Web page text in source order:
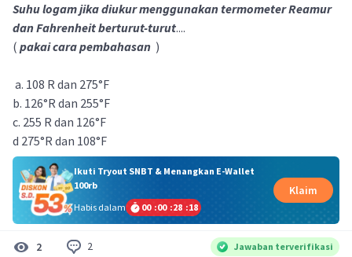
Suhu logam jika diukur menggunakan termometer Reamur
dan Fahrenheit berturut-turut....
( pakai cara pembahasan )
a. 108 R dan 275°F
b. 126°R dan 255°F
c. 255 R dan 126°F
d 275°R dan 108°F​
Ikuti Tryout SNBT & Menangkan E-Wallet
100rb
Habis dalam
00 :00 :28 :18
Klaim
2 2 Jawaban terverifikasi